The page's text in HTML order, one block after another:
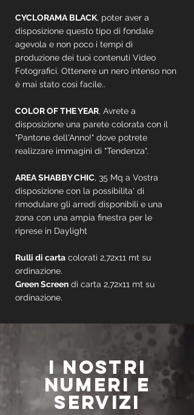
CYCLORAMA BLACK, poter aver a
disposizione questo tipo di fondale
agevola e non poco i tempi di
produzione dei tuoi contenuti Video
Fotografici. Ottenere un nero intenso non
è mai stato così facile..
COLOR OF THE YEAR, Avrete a
disposizione una parete colorata con il
"Pantone dell'Anno!" dove potrete
realizzare immagini di "Tendenza".
AREA SHABBY CHIC, 35 Mq a Vostra
disposizione con la possibilita' di
rimodulare gli arredi disponibili e una
zona con una ampia finestra per le
riprese in Daylight
Rulli di carta colorati 2,72x11 mt su
ordinazione.
Green Screen di carta 2,72x11 mt su
ordinazione.
I NOSTRI
NUMERI E
SERVIZI